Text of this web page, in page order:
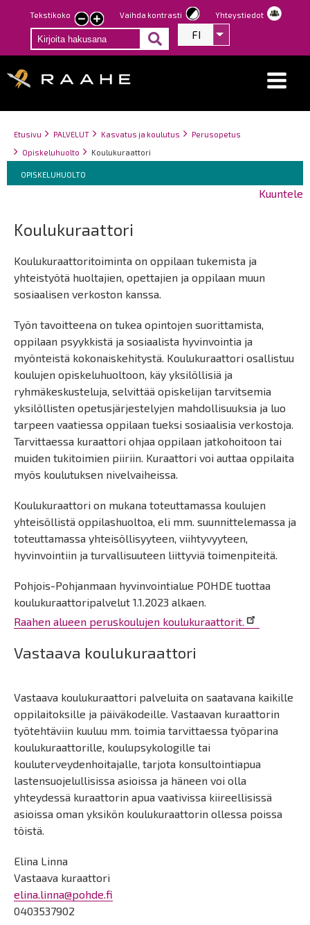
Hyppää
pääsisältöön
Tekstikoko
Pienennä
tekstin
kokoa
Suurenna
tekstin
kokoa
Vaihda kontrasti Yhteystiedot
FI Listaa
Breadcrumbs
You
are
Etusivu PALVELUT Kasvatus ja koulutus
Perusopetus
Opiskeluhuolto
Koulukuraattori
Breadcrumbs
You
are
OPISKELUHUOLTO
Kuuntele
Koulukuraattori
Koulukuraattoritoiminta on oppilaan tukemista ja
yhteistyötä huoltajien, opettajien ja oppilaan muun
sosiaalisen verkoston kanssa.
Työn tavoitteena on tukea opintojen suorittamista,
oppilaan psyykkistä ja sosiaalista hyvinvointia ja
myönteistä kokonaiskehitystä. Koulukuraattori osallistuu
koulujen opiskeluhuoltoon, käy yksilöllisiä ja
ryhmäkeskusteluja, selvittää opiskelijan tarvitsemia
yksilöllisten opetusjärjestelyjen mahdollisuuksia ja luo
tarpeen vaatiessa oppilaan tueksi sosiaalisia verkostoja.
Tarvittaessa kuraattori ohjaa oppilaan jatkohoitoon tai
muiden tukitoimien piiriin. Kuraattori voi auttaa oppilaita
myös koulutuksen nivelvaiheissa.
Koulukuraattori on mukana toteuttamassa koulujen
yhteisöllistä oppilashuoltoa, eli mm. suunnittelemassa ja
toteuttamassa yhteisöllisyyteen, viihtyvyyteen,
hyvinvointiin ja turvallisuuteen liittyviä toimenpiteitä.
Pohjois-Pohjanmaan hyvinvointialue POHDE tuottaa
koulukuraattoripalvelut 1.1.2023 alkaen.
Raahen alueen peruskoulujen koulukuraattorit.
Vastaava koulukuraattori
Vastaava koulukuraattori palveluita on saatavana kaikille
oppilaitoksille ja päiväkodeille. Vastaavan kuraattorin
työtehtäviin kuuluu mm. toimia tarvittaessa työparina
koulukuraattorille, koulupsykologille tai
kouluterveydenhoitajalle, tarjota konsultointiapua
lastensuojelullisissa asioissa ja häneen voi olla
yhteydessä kuraattorin apua vaativissa kiireellisissä
asioissa oman yksikön koulukuraattorin ollessa poissa
töistä.
Elina Linna
Vastaava kuraattori
elina.linna@pohde.fi
0403537902